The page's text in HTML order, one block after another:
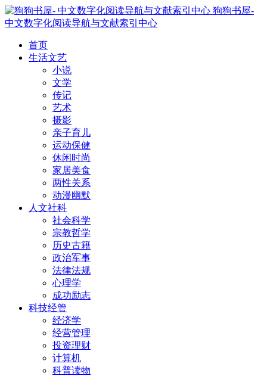
狗狗书屋-
中文数字化阅读导航与文献索引中心
首页
生活文艺
小说
文学
传记
艺术
摄影
亲子育儿
运动保健
休闲时尚
家居美食
两性关系
动漫幽默
人文社科
社会科学
宗教哲学
历史古籍
政治军事
法律法规
心理学
成功励志
科技经管
经济学
经营管理
投资理财
计算机
科普读物